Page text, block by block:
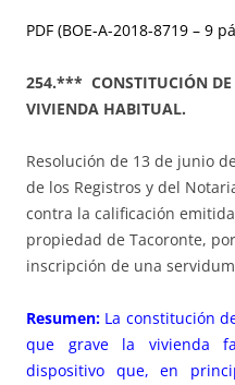
PDF (BOE-A-2018-8719 – 9
254.*** CONSTITUCIÓN DE
VIVIENDA HABITUAL.
Resolución de 13 de junio
de los Registros y del
contra la calificación
propiedad de Tacoronte,
inscripción de una
Resumen: La constitución
que grave la vivienda
dispositivo que, en